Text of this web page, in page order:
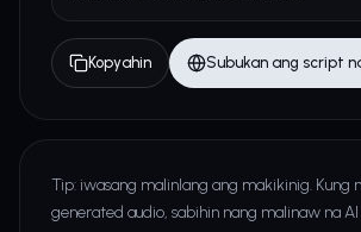
Kopyahin Subukan ang script
Tip: iwasang malinlang ang makikinig. Kung
generated audio, sabihin nang malinaw na